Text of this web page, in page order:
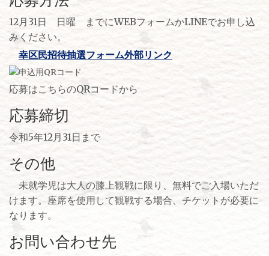
12月31日 日曜 までにWEBフォームかLINEでお申し込
みください。
幸区民招待抽選フォーム外部リンク
応募はこちらのQRコードから
応募締切
令和5年12月31日まで
その他
未就学児は大人の膝上観戦に限り、無料でご入場いただ
けます。座席を使用して観戦する場合、チケットが必要に
なります。
お問い合わせ先